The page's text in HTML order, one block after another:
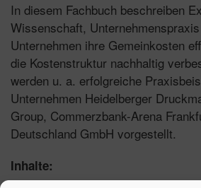
In diesem Fachbuch beschreiben
Wissenschaft,
Unternehmen ihre Gemeinkosten
die Kostenstruktur nachhaltig
werden u. a. erfolgreiche
Unternehmen Heidelberger
Group, Commerzbank-Arena
Deutschland GmbH vorgestellt.
Inhalte: